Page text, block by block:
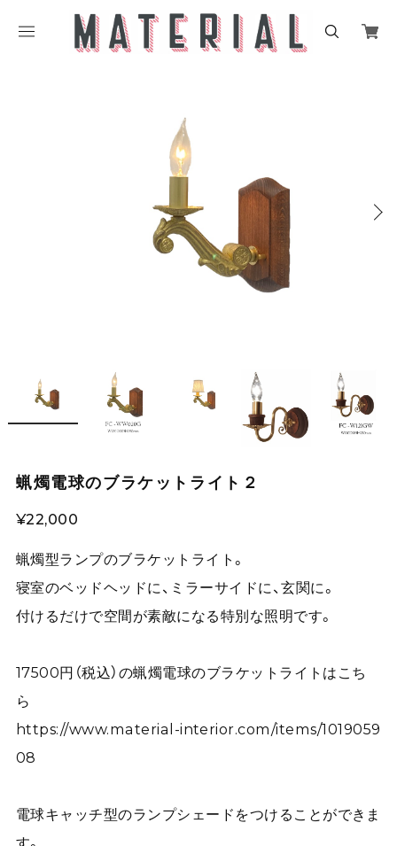
蝋燭電球のブラケットライト２
¥22,000
蝋燭型ランプのブラケットライト。
寝室のベッドヘッドに、ミラーサイドに、玄関に。
付けるだけで空間が素敵になる特別な照明です。
17500円（税込）の蝋燭電球のブラケットライトはこち
ら
https://www.material-interior.com/items/1019059
08
電球キャッチ型のランプシェードをつけることができま
す。